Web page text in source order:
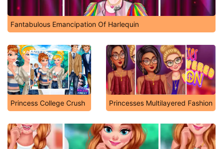
Fantabulous Emancipation Of Harlequin
Princess College Crush Princesses Multilayered Fashion